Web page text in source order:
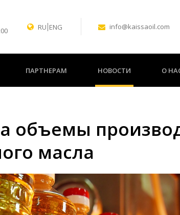
RU ENG info@kaissaoil.com
ПАРТНЕРАМ НОВОСТИ О
объемы
масла